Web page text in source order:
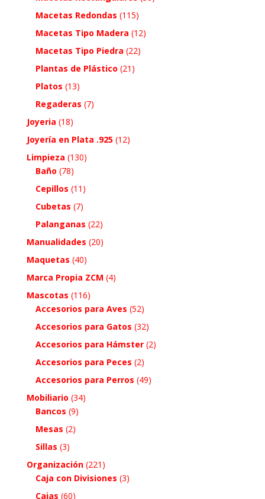
Macetas Redondas (115)
Macetas Tipo Madera (12)
Macetas Tipo Piedra (22)
Plantas de Plástico (21)
Platos (13)
Regaderas (7)
Joyeria (18)
Joyería en Plata .925 (12)
Limpieza (130)
Baño (78)
Cepillos (11)
Cubetas (7)
Palanganas (22)
Manualidades (20)
Maquetas (40)
Marca Propia ZCM (4)
Mascotas (116)
Accesorios para Aves (52)
Accesorios para Gatos (32)
Accesorios para Hámster (2)
Accesorios para Peces (2)
Accesorios para Perros (49)
Mobiliario (34)
Bancos (9)
Mesas (2)
Sillas (3)
Organización (221)
Caja con Divisiones (3)
Cajas (60)